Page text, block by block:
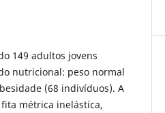
149 adultos jovens
nutricional: peso normal
(68 indivíduos). A
métrica inelástica,